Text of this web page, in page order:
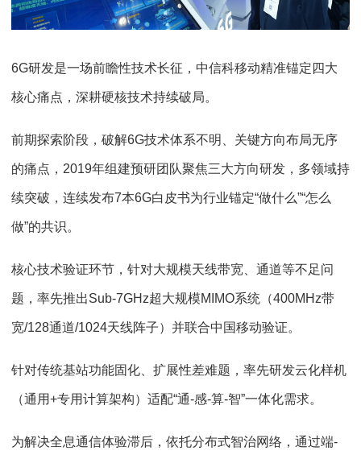
6G研发是一场前瞻性技术长征，中信科移动精准锚定四大
核心痛点，深耕硬核技术持续破局。
前期探索阶段，破解6G技术体系不明、关键方向布局无序
的痛点，2019年组建预研团队聚焦三大方向研发，多领域持
续突破，连续发布7本6G白皮书为行业锚定“做什么”“怎么
做”的共识。
核心技术验证环节，针对大规模天线带宽、通道等不足问
题，率先推出Sub-7GHz超大规模MIMO系统（400MHz带
宽/128通道/1024天线阵子）并联合中国移动验证。
针对传统基站功能固化、扩展性差难题，率先研发云化样机
（通用+专用计算架构）适配“通-感-算-智”一体化需求。
为解决全息通信体验滞后，依托分布式智治网络，通过端-